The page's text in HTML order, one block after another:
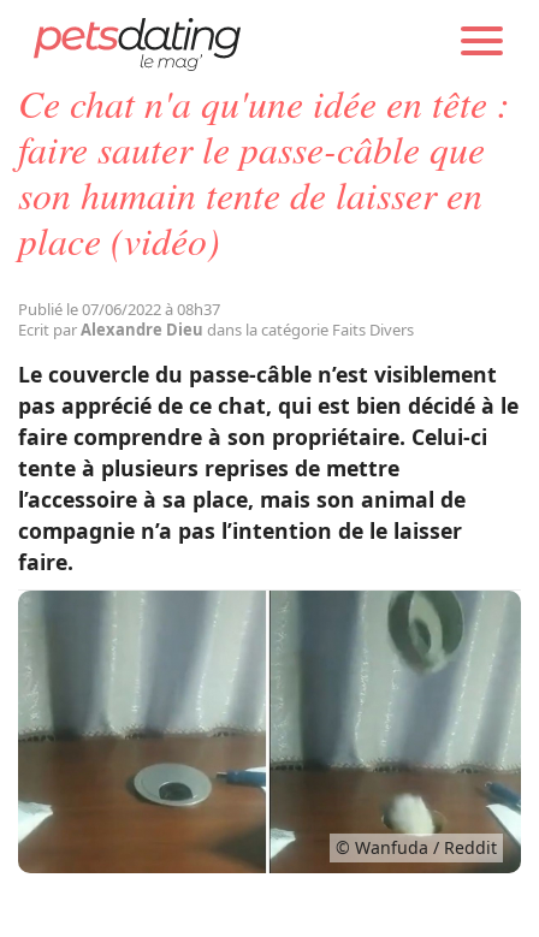
Chien
Chat
Tops
Sauvetages
PETS DATING ACTUALITÉS FAITS DIVERS
Ce chat n'a qu'une idée en tête :
faire sauter le passe-câble que
son humain tente de laisser en
place (vidéo)
Publié le 07/06/2022 à 08h37
Ecrit parAlexandre Dieu dans la catégorie Faits Divers
Le couvercle du passe-câble n’est visiblement
pas apprécié de ce chat, qui est bien décidé à le
faire comprendre à son propriétaire. Celui-ci
tente à plusieurs reprises de mettre
l’accessoire à sa place, mais son animal de
compagnie n’a pas l’intention de le laisser
faire.
© Wanfuda / Reddit